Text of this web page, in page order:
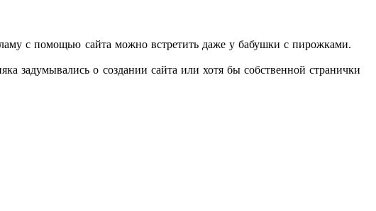
с помощью сайта можно встретить даже у бабушки с пирожками.
задумывались о создании сайта или хотя бы собственной странички